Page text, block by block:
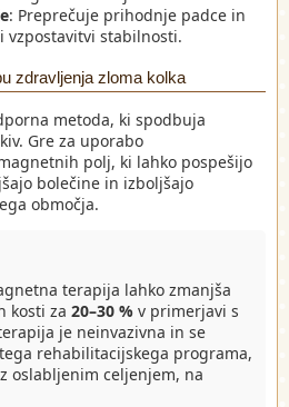
: Preprečuje prihodnje padce in
vzpostavitvi stabilnosti.
zdravljenja zloma kolka
metoda, ki spodbuja
Gre za uporabo
polj, ki lahko pospešijo
bolečine in izboljšajo
območja.
terapija lahko zmanjša
kosti za 20–30 % v primerjavi s
je neinvazivna in se
rehabilitacijskega programa,
oslabljenim celjenjem, na